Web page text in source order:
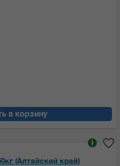
в корзину
(Алтайский край)
i